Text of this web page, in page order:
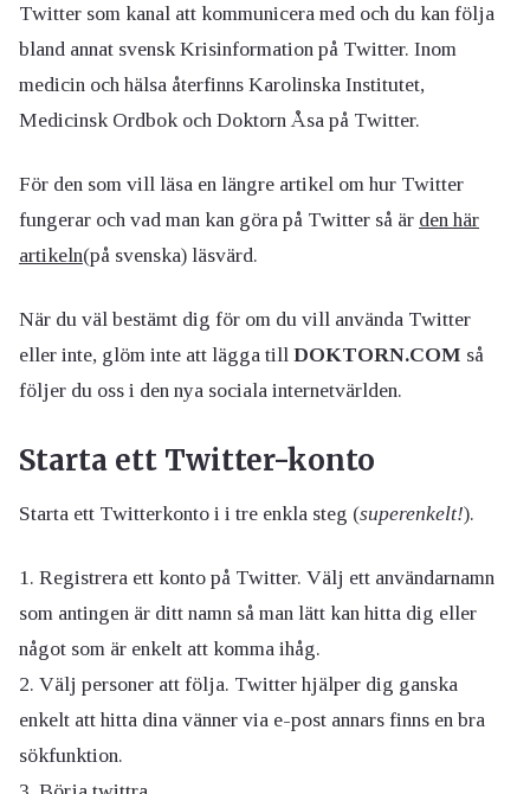
Twitter som kanal att kommunicera med och du kan följa
bland annat svensk Krisinformation på Twitter. Inom
medicin och hälsa återfinns Karolinska Institutet,
Medicinsk Ordbok och Doktorn Åsa på Twitter.
För den som vill läsa en längre artikel om hur Twitter
fungerar och vad man kan göra på Twitter så är den här
artikeln(på svenska) läsvärd.
När du väl bestämt dig för om du vill använda Twitter
eller inte, glöm inte att lägga till DOKTORN.COM så
följer du oss i den nya sociala internetvärlden.
Starta ett Twitter-konto
Starta ett Twitterkonto i i tre enkla steg (superenkelt!).
Registrera ett konto på Twitter. Välj ett användarnamn
som antingen är ditt namn så man lätt kan hitta dig eller
något som är enkelt att komma ihåg.
Välj personer att följa. Twitter hjälper dig ganska
enkelt att hitta dina vänner via e-post annars finns en bra
sökfunktion.